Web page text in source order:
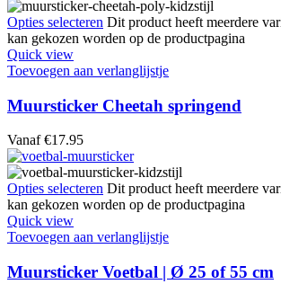
Opties selecteren Dit product heeft meerdere
kan gekozen worden op de productpagina
Quick view
Toevoegen aan verlanglijstje
Muursticker Cheetah springend
Vanaf €17.95
Opties selecteren Dit product heeft meerdere
kan gekozen worden op de productpagina
Quick view
Toevoegen aan verlanglijstje
Muursticker Voetbal | Ø 25 of 55 cm